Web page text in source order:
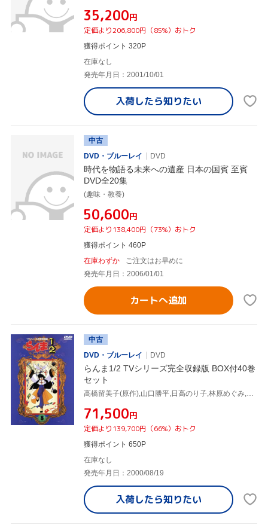
¥35,200円
定価より206,800円（85%）おトク
獲得ポイント 320P
在庫なし
発売年月日：2001/10/01
入荷したら知りたい
中古
DVD・ブルーレイ
DVD
時代を物語る未来への遺産 日本の国賓 至賓
DVD全20集
(趣味・教養)
¥50,600円
定価より138,400円（73%）おトク
獲得ポイント 460P
在庫わずか
ご注文はお早めに
発売年月日：2006/01/01
カートへ追加
中古
DVD・ブルーレイ
DVD
らんま1/2 TVシリーズ完全収録版 BOX付40巻
セット
¥71,500円
定価より139,700円（66%）おトク
獲得ポイント 650P
在庫なし
発売年月日：2000/08/19
入荷したら知りたい